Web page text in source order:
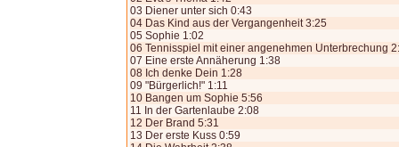
03 Diener unter sich 0:43
04 Das Kind aus der Vergangenheit 3:25
05 Sophie 1:02
06 Tennisspiel mit einer angenehmen Unterbrechung
07 Eine erste Annäherung 1:38
08 Ich denke Dein 1:28
09 "Bürgerlich!" 1:11
10 Bangen um Sophie 5:56
11 In der Gartenlaube 2:08
12 Der Brand 5:31
13 Der erste Kuss 0:59